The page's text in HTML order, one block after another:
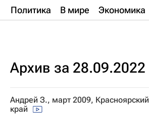
Политика В мире Экономика
Архив за 28.09.2022
Андрей З., март 2009, Красноярский
край